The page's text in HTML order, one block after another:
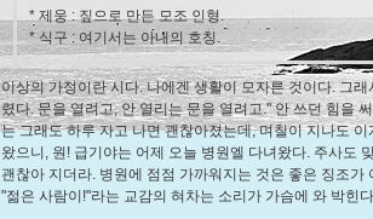
* 제웅 : 짚으로 만든 모조 인형.
* 식구 : 여기서는 아내의 호칭.
이상의 가정이란 시다. 나에겐 생활이 모자른 것이다. 그
렸다. 문을 열려고, 안 열리는 문을 열려고." 안 쓰던 힘을
는 그래도 하루 자고 나면 괜찮아졌는데, 며칠이 지나도
왔으니, 원! 급기야는 어제 오늘 병원엘 다녀왔다. 주사도
괜찮아 지더라. 병원에 점점 가까워지는 것은 좋은 징조
"젊은 사람이!"라는 교감의 혀차는 소리가 가슴에 와 박힌